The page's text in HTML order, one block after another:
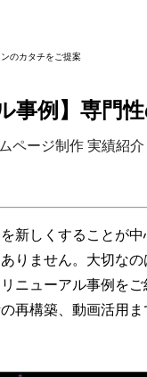
のカタチをご提案
事例】専門
ページ制作 実績紹介
新しくすることが中
りません。大切な
ニューアル事例を
再構築、動画活用ま